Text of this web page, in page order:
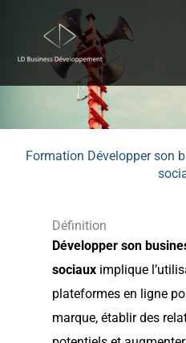
contenu
Formation Développer son
Définition
Développer son
sociauximplique
plateformes en ligne
marque, établir des